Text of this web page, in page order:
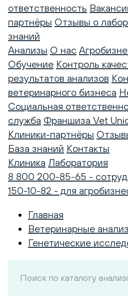
ответственность
партнёры Отзывы о
знаний
Анализы О нас
Обучение Контроль
результатов анализов
ветеринарного бизнеса
Социальная
служба Франшиза Vet
Клиники-партнёры
База знаний Контакты
Клиника Лаборатория
8 800 200-85-65 -
150-10-82 - для
Главная
Ветеринарные
Генетические